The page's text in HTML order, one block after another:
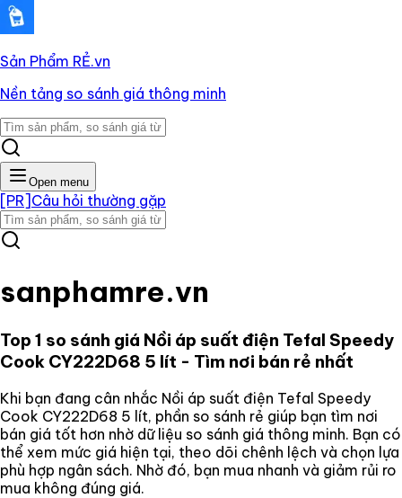
Sản Phẩm RẺ.vn
Nền tảng so sánh giá thông minh
Open menu
[PR] Câu hỏi thường gặp
sanphamre.vn
Top 1 so sánh giá Nồi áp suất điện Tefal Speedy
Cook CY222D68 5 lít - Tìm nơi bán rẻ nhất
Khi bạn đang cân nhắc Nồi áp suất điện Tefal Speedy
Cook CY222D68 5 lít, phần so sánh rẻ giúp bạn tìm nơi
bán giá tốt hơn nhờ dữ liệu so sánh giá thông minh. Bạn có
thể xem mức giá hiện tại, theo dõi chênh lệch và chọn lựa
phù hợp ngân sách. Nhờ đó, bạn mua nhanh và giảm rủi ro
mua không đúng giá.